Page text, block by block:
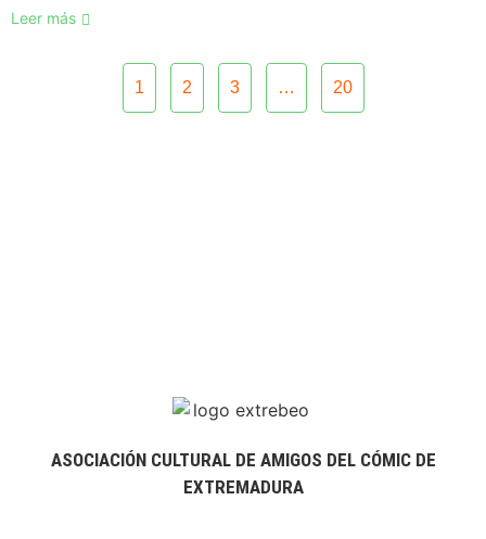
Leer más
1 2 3 … 20
ASOCIACIÓN CULTURAL DE AMIGOS DEL CÓMIC DE
EXTREMADURA